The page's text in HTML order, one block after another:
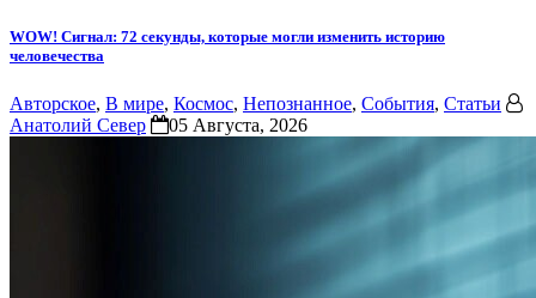
WOW! Сигнал: 72 секунды, которые могли изменить историю
человечества
Авторское, В мире, Космос, Непознанное, События, Статьи
Анатолий Север
05 Августа, 2026